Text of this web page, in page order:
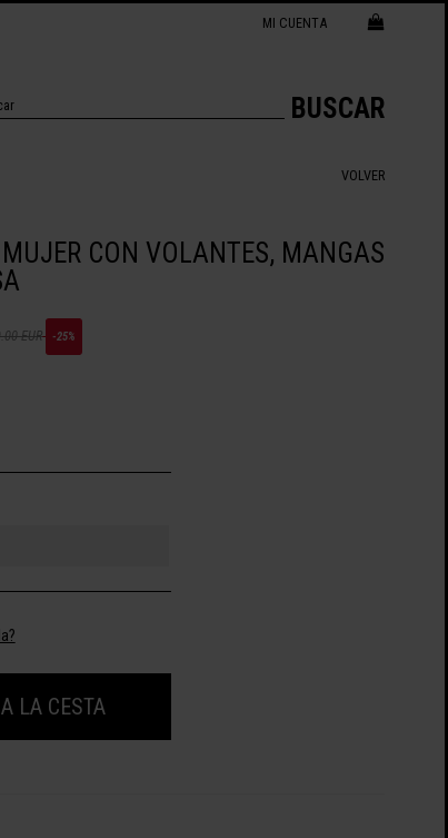
MI CUENTA
BUSCAR
VOLVER
CON VOLANTES, MANGAS
EUR -25%
LA CESTA